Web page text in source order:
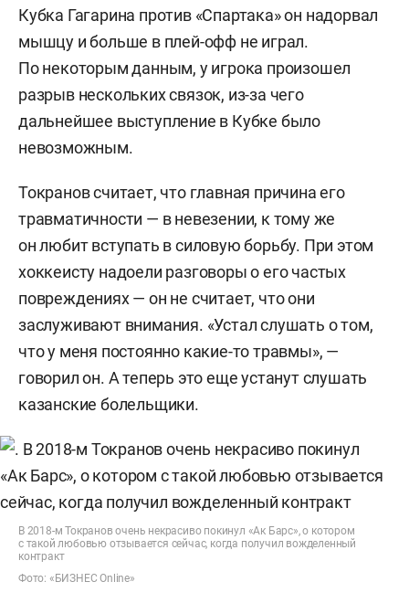
Кубка Гагарина против «Спартака» он надорвал
мышцу и больше в плей-офф не играл.
По некоторым данным, у игрока произошел
разрыв нескольких связок, из-за чего
дальнейшее выступление в Кубке было
невозможным.
Токранов считает, что главная причина его
травматичности — в невезении, к тому же
он любит вступать в силовую борьбу. При этом
хоккеисту надоели разговоры о его частых
повреждениях — он не считает, что они
заслуживают внимания. «Устал слушать о том,
что у меня постоянно какие-то травмы», —
говорил он. А теперь это еще устанут слушать
казанские болельщики.
В 2018-м Токранов очень некрасиво покинул «Ак Барс», о котором
с такой любовью отзывается сейчас, когда получил вожделенный
контракт
Фото: «БИЗНЕС Online»